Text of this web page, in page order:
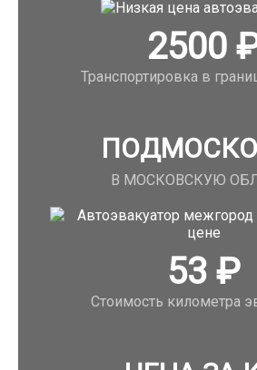
2500
Транспортировка в
В МОСКОВСКУЮ
53₽
Стоимость километра